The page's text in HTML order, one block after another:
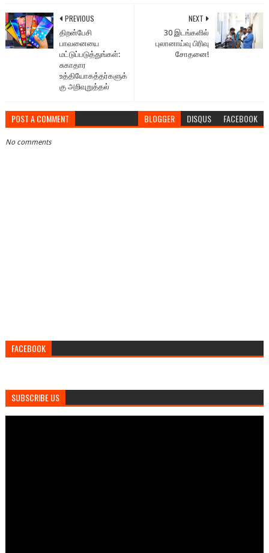
NEXT
30 இடங்களில்
புலானாய்வு பிரிவு
சோதனை!
PREVIOUS
திறன்பேசி
பாவனையை
மட்டுப்படுத்துங்கள்:
சுகாதார
உத்தியோகத்தர்களுக்
கு அறிவுறுத்தல்
POST A COMMENT BLOGGER DISQUS FACEBOOK
No comments
FACEBOOK
SUBSCRIBE US